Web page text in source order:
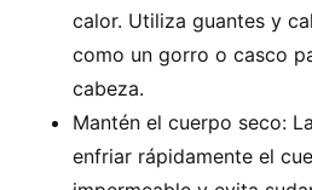
calor. Utiliza guantes y
como un gorro o casco
cabeza.
Mantén el cuerpo seco:
enfriar rápidamente el